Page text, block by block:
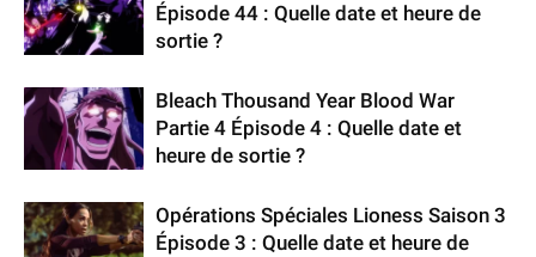
Épisode 44 : Quelle date et heure de
sortie ?
Bleach Thousand Year Blood War
Partie 4 Épisode 4 : Quelle date et
heure de sortie ?
Opérations Spéciales Lioness Saison 3
Épisode 3 : Quelle date et heure de